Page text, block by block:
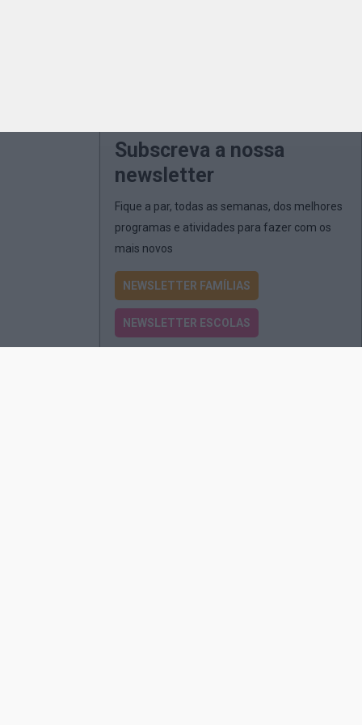
Subscreva a nossa
newsletter
Fique a par, todas as semanas, dos melhores
programas e atividades para fazer com os
mais novos
NEWSLETTER FAMÍLIAS
NEWSLETTER ESCOLAS